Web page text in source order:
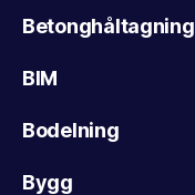
Betonghåltagning
BIM
Bodelning
Bygg